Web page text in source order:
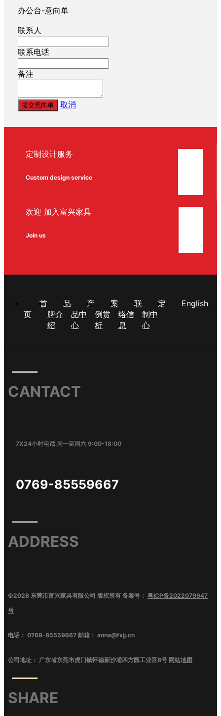
办公台-意向单
联系人
联系电话
备注
提交意向单 取消
定制设计服务
Custom design service
欢迎 加入富兴家具
Join us
首
页
品
牌介
绍
产
品中
心
案
例赏
析
联
络信
息
定
制中
心
English
CANTACT
7X24小时电话 周一至周六 9:00-18:00
0769-85559667
ADDRESS
©2026 东莞市富兴家具有限公司 版权所有 备案号： 粤ICP备2022079947
号
电话： 0769-85559667 邮箱： anna@fxjj.cn
公司地址： 广东省东莞市虎门镇怀德新沙埔四方园工业区8号 网站地图
SHARE